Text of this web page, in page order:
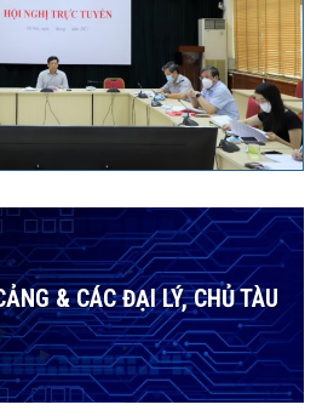
& CÁC ĐẠI LÝ, CHỦ TÀU